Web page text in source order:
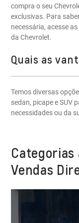
compra o seu
exclusivas. Para
necessária, acesse
da Chevrolet.
Quais as
Temos diversas
sedan, picape e SUV
necessidades ou da
Vendas